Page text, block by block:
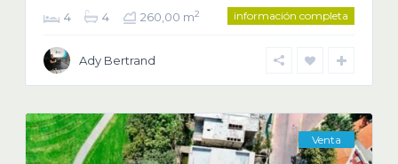
4 4 260,00 m2 información completa
Ady Bertrand
Venta